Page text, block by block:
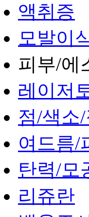
액취증
모발이
피부/에
레이저
점/색소
여드름/
탄력/모
리쥬란